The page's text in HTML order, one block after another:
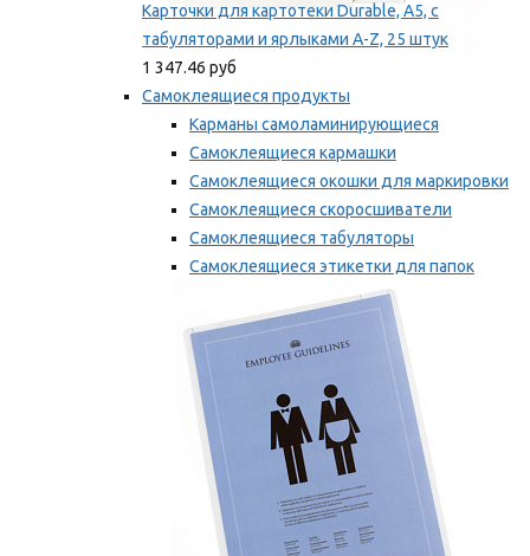
Карточки для картотеки Durable, A5, с
табуляторами и ярлыками A-Z, 25 штук
1 347.46 руб
Самоклеящиеся продукты
Карманы самоламинирующиеся
Самоклеящиеся кармашки
Самоклеящиеся окошки для маркировки
Самоклеящиеся скоросшиватели
Самоклеящиеся табуляторы
Самоклеящиеся этикетки для папок
Таблички для маркировки
Мы рекомендуем